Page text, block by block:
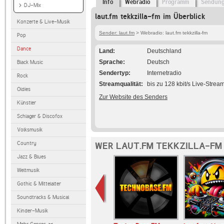
DJ-Mix
Konzerte & Live-Musik
Pop
Dance
Black Music
Rock
Oldies
Künstler
Schlager & Discofox
Volksmusik
Country
Jazz & Blues
Weltmusik
Gothic & Mittelalter
Soundtracks & Musical
Kinder-Musik
Info Webradio Programm
laut.fm tekkzilla-fm im Überblick
Sender: laut.fm > Webradio: laut.fm tekkzilla-fm
Land
Deutschland
Sprache
Deutsch
Sendertyp
Internetradio
Streamqualität
bis zu 128 kbit/s Live-
Zur Website des Senders
WER LAUT.FM TEKKZILLA-FM